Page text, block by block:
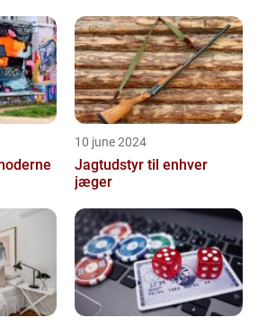
10 june 2024
Jagtudstyr til enhver
jæger